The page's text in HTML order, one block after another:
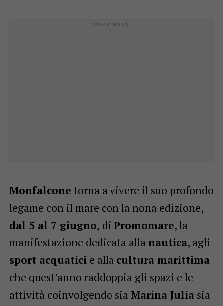
Monfalcone torna a vivere il suo profondo
legame con il mare con la nona edizione,
dal 5 al 7 giugno, di Promomare, la
manifestazione dedicata alla nautica, agli
sport acquaticie alla cultura marittima
che quest’anno raddoppia gli spazi e le
attività coinvolgendo sia Marina Juliasia